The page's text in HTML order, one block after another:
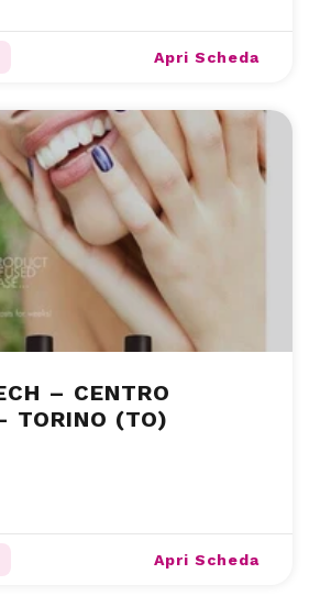
Apri Scheda
– CENTRO
TORINO (TO)
Apri Scheda